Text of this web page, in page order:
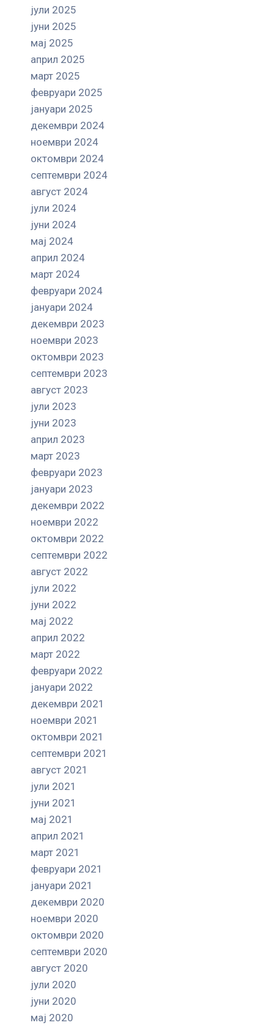
јули 2025
јуни 2025
мај 2025
април 2025
март 2025
февруари 2025
јануари 2025
декември 2024
ноември 2024
октомври 2024
септември 2024
август 2024
јули 2024
јуни 2024
мај 2024
април 2024
март 2024
февруари 2024
јануари 2024
декември 2023
ноември 2023
октомври 2023
септември 2023
август 2023
јули 2023
јуни 2023
април 2023
март 2023
февруари 2023
јануари 2023
декември 2022
ноември 2022
октомври 2022
септември 2022
август 2022
јули 2022
јуни 2022
мај 2022
април 2022
март 2022
февруари 2022
јануари 2022
декември 2021
ноември 2021
октомври 2021
септември 2021
август 2021
јули 2021
јуни 2021
мај 2021
април 2021
март 2021
февруари 2021
јануари 2021
декември 2020
ноември 2020
октомври 2020
септември 2020
август 2020
јули 2020
јуни 2020
мај 2020